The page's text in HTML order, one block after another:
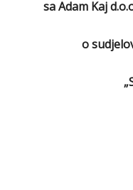
sa Adam Kaj
o